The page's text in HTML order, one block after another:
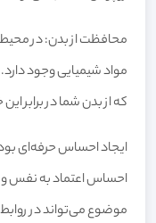
محافظت از بدن: در
مواد شیمیایی وجود
که از بدن شما در برابر
ایجاد احساس حرفه‌ای
احساس اعتماد به نفس
موضوع می‌تواند در روابط